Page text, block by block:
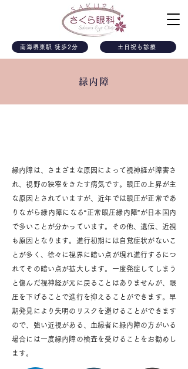
南海堺東駅 徒歩2分 土日祝も診療
緑内障
緑内障は、さまざまな原因によって視神経が障害さ
れ、視野の狭窄をきたす病気です。眼圧の上昇が主
な原因とされていますが、近年では眼圧が正常であ
りながら緑内障になる“正常眼圧緑内障”が日本国内
で多いことが分かっています。その他、遺伝、近視
も原因となります。進行初期には自覚症状がないこ
とが多く、徐々に視界に暗い点が現れ進行するにつ
れてその暗い点が拡大します。一度発症してしまう
と傷んだ視神経が元に戻ることはありませんが、眼
圧を下げることで進行を抑えることができます。早
期発見により失明のリスクを避けることができます
ので、強い近視がある、血縁者に緑内障の方がいる
場合には一度緑内障の検査を受けることをお勧めし
ます。